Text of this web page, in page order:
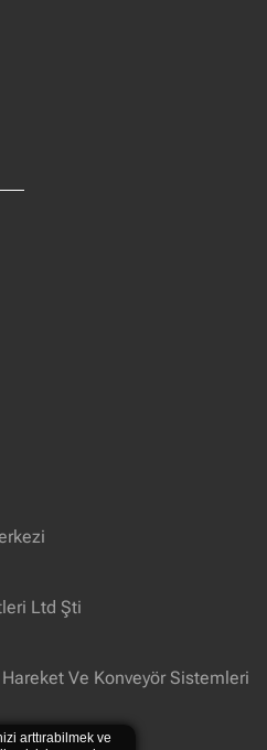
Ltd Şti
Ve Konveyör Sistemleri
arttırabilmek ve